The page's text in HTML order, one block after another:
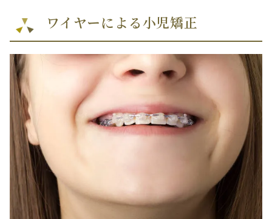
ワイヤーによる小児矯正